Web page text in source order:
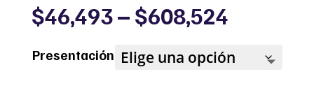
$46,493– $608,524Price
$46,493
through
Presentación